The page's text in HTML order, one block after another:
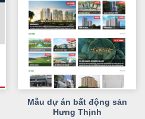
Mẫu dự án bất động sản
Hưng Thịnh